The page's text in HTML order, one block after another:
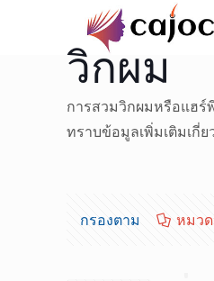
วิกผม
การสวมวิกผมหรือแฮร์
ทราบข้อมูลเพิ่มเติมเกี่
กรองตาม หมว